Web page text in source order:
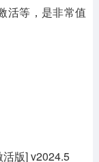
活等，是非常值